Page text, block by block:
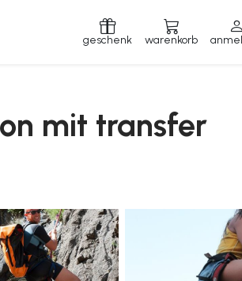
geschenk warenkorb
mit transfer